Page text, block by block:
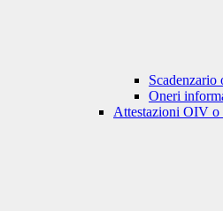
Oneri
Attestazioni OIV o